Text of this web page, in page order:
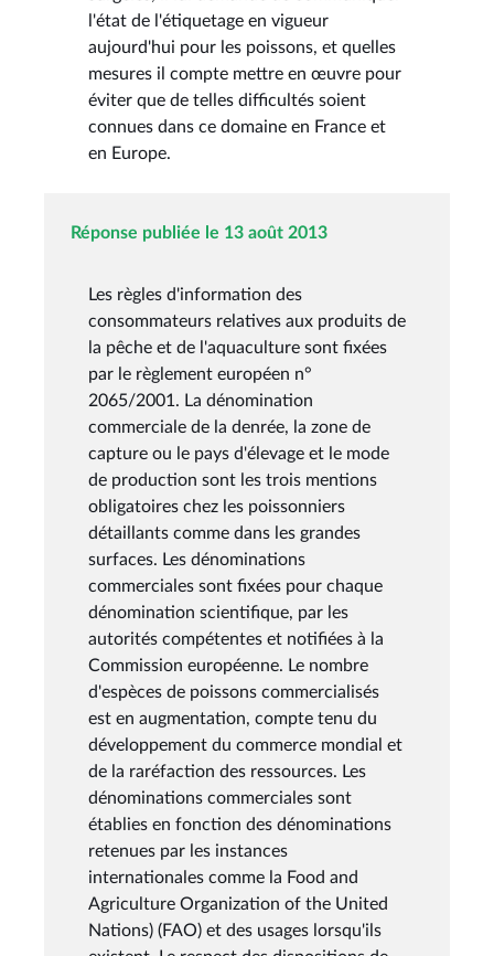
l'état de l'étiquetage en vigueur
aujourd'hui pour les poissons, et quelles
mesures il compte mettre en œuvre pour
éviter que de telles difficultés soient
connues dans ce domaine en France et
en Europe.
Réponse publiée le 13 août 2013
Les règles d'information des
consommateurs relatives aux produits de
la pêche et de l'aquaculture sont fixées
par le règlement européen n°
2065/2001. La dénomination
commerciale de la denrée, la zone de
capture ou le pays d'élevage et le mode
de production sont les trois mentions
obligatoires chez les poissonniers
détaillants comme dans les grandes
surfaces. Les dénominations
commerciales sont fixées pour chaque
dénomination scientifique, par les
autorités compétentes et notifiées à la
Commission européenne. Le nombre
d'espèces de poissons commercialisés
est en augmentation, compte tenu du
développement du commerce mondial et
de la raréfaction des ressources. Les
dénominations commerciales sont
établies en fonction des dénominations
retenues par les instances
internationales comme la Food and
Agriculture Organization of the United
Nations) (FAO) et des usages lorsqu'ils